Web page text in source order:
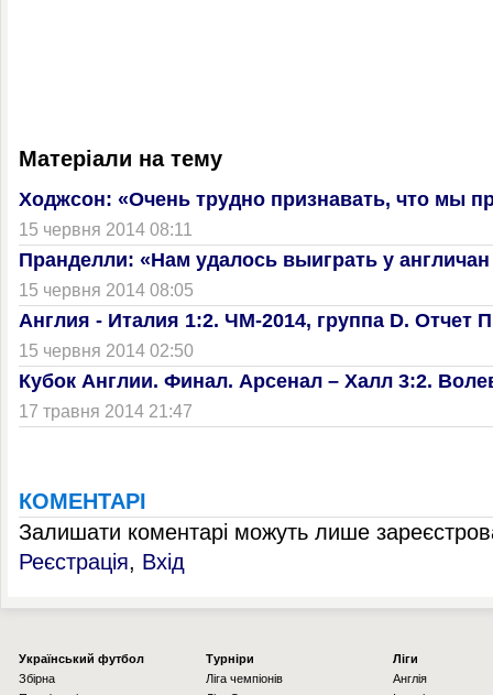
Матеріали на тему
Ходжсон: «Очень трудно признавать, что мы
15 червня 2014 08:11
Пранделли: «Нам удалось выиграть у
15 червня 2014 08:05
Англия - Италия 1:2. ЧМ-2014, группа D. Отчет
15 червня 2014 02:50
Кубок Англии. Финал. Арсенал – Халл 3:2.
17 травня 2014 21:47
КОМЕНТАРІ
Залишати коментарі можуть лише
Реєстрація, Вхід
Українcький футбол
Збірна
Турніри
Ліга чемпіонів
Ліги
Англія